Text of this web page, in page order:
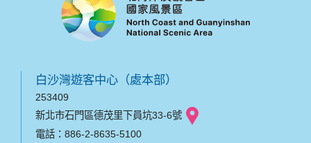
白沙灣遊客中心（處本部）
253409
新北市石門區德茂里下員坑33-6號
電話：886-2-8635-5100